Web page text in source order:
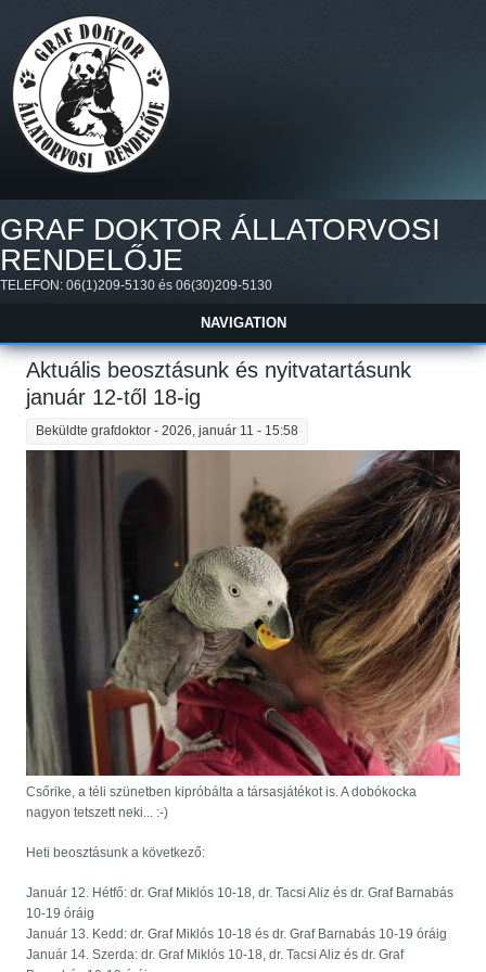
GRAF DOKTOR ÁLLATORVOSI
RENDELŐJE
TELEFON: 06(1)209-5130 és 06(30)209-5130
NAVIGATION
Aktuális beosztásunk és nyitvatartásunk
január 12-től 18-ig
Beküldtegrafdoktor - 2026, január 11 - 15:58
Csőrike, a téli szünetben kipróbálta a társasjátékot is. A dobókocka
nagyon tetszett neki... :-)
Heti beosztásunk a következő:
Január 12. Hétfő: dr. Graf Miklós 10-18, dr. Tacsi Aliz és dr. Graf Barnabás
10-19 óráig
Január 13. Kedd: dr. Graf Miklós 10-18 és dr. Graf Barnabás 10-19 óráig
Január 14. Szerda: dr. Graf Miklós 10-18, dr. Tacsi Aliz és dr. Graf